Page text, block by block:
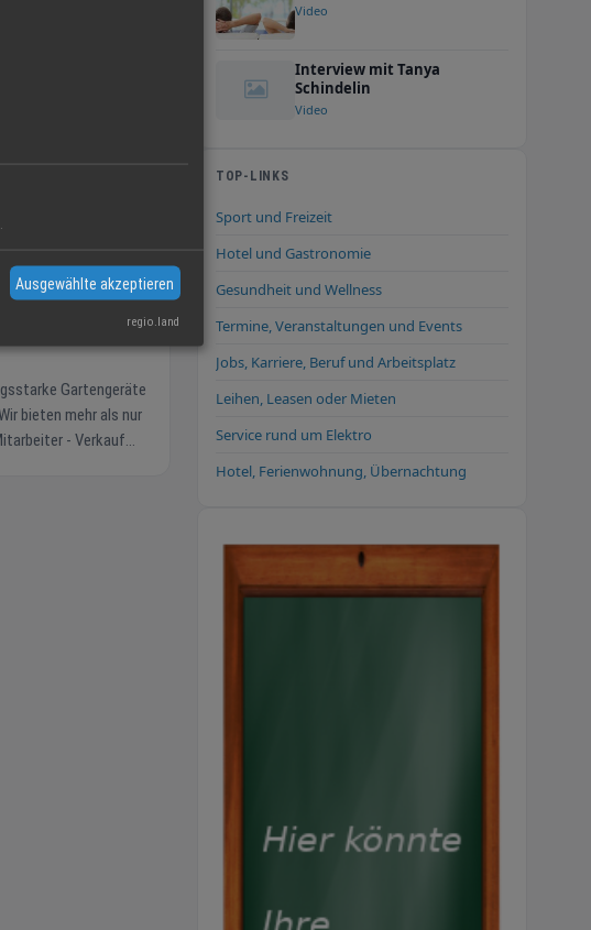
Video
Interview mit Tanya
Schindelin
Video
TOP-LINKS
Sport und Freizeit
Hotel und Gastronomie
Gesundheit und Wellness
Termine, Veranstaltungen und Events
Jobs, Karriere, Beruf und Arbeitsplatz
Leihen, Leasen oder Mieten
Service rund um Elektro
Hotel, Ferienwohnung, Übernachtung
Ausgewählte akzeptieren
regio.land